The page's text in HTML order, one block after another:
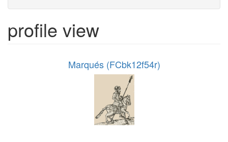
profile view
Marqués (FCbk12f54r)